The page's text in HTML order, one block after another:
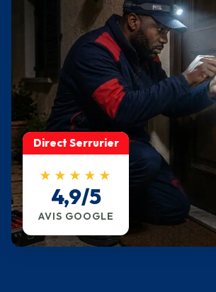
Direct Serrurier
★★★★★
4,9/5
AVIS GOOGLE